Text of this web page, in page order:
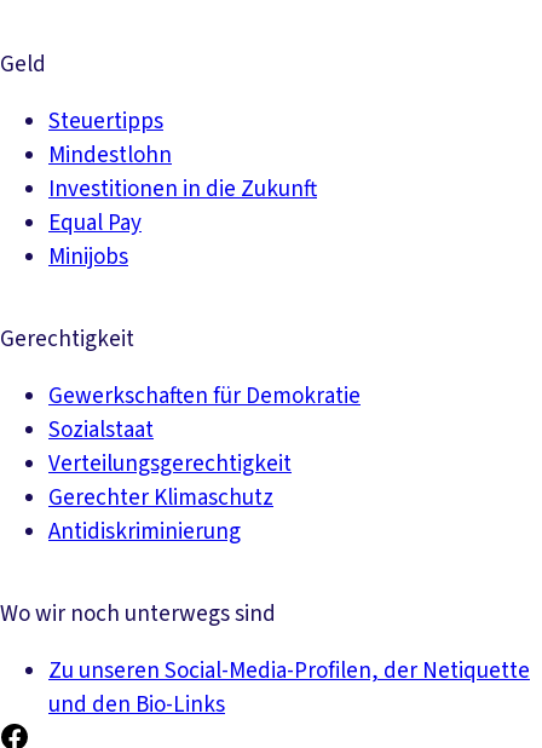
Geld
Steuertipps
Mindestlohn
Investitionen in die Zukunft
Equal Pay
Minijobs
Gerechtigkeit
Gewerkschaften für Demokratie
Sozialstaat
Verteilungsgerechtigkeit
Gerechter Klimaschutz
Antidiskriminierung
Wo wir noch unterwegs sind
Zu unseren Social-Media-Profilen, der Netiquette
und den Bio-Links